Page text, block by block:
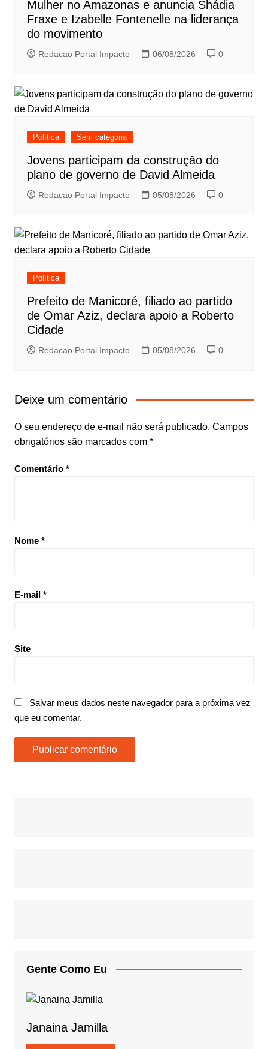
Mulher no Amazonas e anuncia Shádia
Fraxe e Izabelle Fontenelle na liderança
do movimento
Redacao Portal Impacto 06/08/2026 0
Política Sem categoria
Jovens participam da construção do
plano de governo de David Almeida
Redacao Portal Impacto 05/08/2026 0
Política
Prefeito de Manicoré, filiado ao partido
de Omar Aziz, declara apoio a Roberto
Cidade
Redacao Portal Impacto 05/08/2026 0
Deixe um comentário
O seu endereço de e-mail não será publicado. Campos
obrigatórios são marcados com *
Comentário *
Nome *
E-mail *
Site
Salvar meus dados neste navegador para a próxima vez
que eu comentar.
Gente Como Eu
Janaina Jamilla